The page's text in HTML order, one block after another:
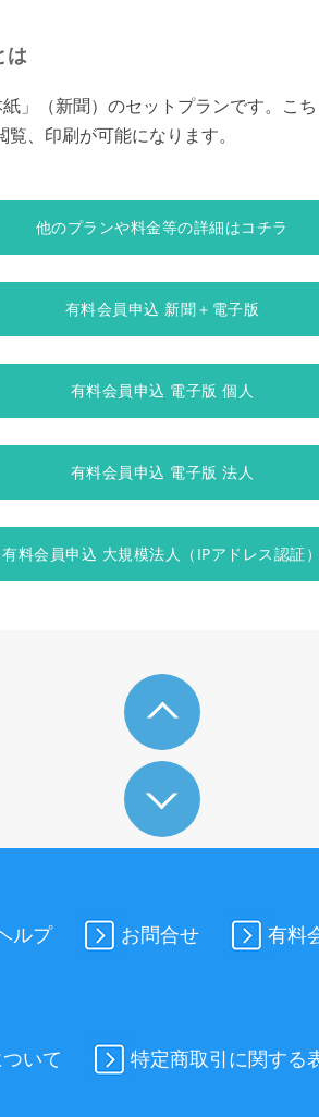
は
」（新聞）のセットプランです。こ
、印刷が可能になります。
他のプランや料金等の詳細はコチラ
有料会員申込 新聞＋電子版
有料会員申込 電子版 個人
有料会員申込 電子版 法人
有料会員申込 大規模法人（IPアドレス認証）
ルプ お問合せ 有料
いて 特定商取引に関する